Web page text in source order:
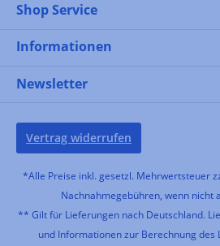
Shop Service
Informationen
Newsletter
Vertrag widerrufen
*Alle Preise inkl. gesetzl. Mehrwertsteuer
Nachnahmegebühren, wenn nicht
** Gilt für Lieferungen nach Deutschland.
und Informationen zur Berechnung des